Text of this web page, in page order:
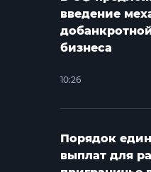
введение
бизнеса
10:26
Порядок
выплат для